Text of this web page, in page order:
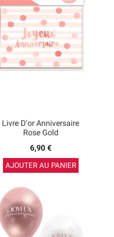
Livre D'or Anniversaire
Rose Gold
6,90 €
AJOUTER AU PANIER